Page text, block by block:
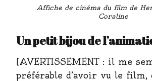
Affiche de cinéma du film de
Coraline
Un petit bijou de
[AVERTISSEMENT : il me
préférable d’avoir vu le film,